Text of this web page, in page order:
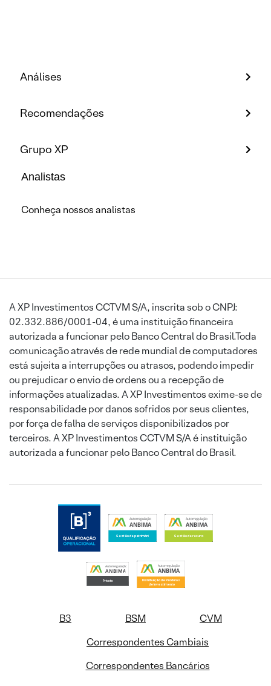
Análises
Recomendações
Grupo XP
Analistas
Conheça nossos analistas
A XP Investimentos CCTVM S/A, inscrita sob o CNPJ:
02.332.886/0001-04, é uma instituição financeira
autorizada a funcionar pelo Banco Central do Brasil.Toda
comunicação através de rede mundial de computadores
está sujeita a interrupções ou atrasos, podendo impedir
ou prejudicar o envio de ordens ou a recepção de
informações atualizadas. A XP Investimentos exime-se de
responsabilidade por danos sofridos por seus clientes,
por força de falha de serviços disponibilizados por
terceiros. A XP Investimentos CCTVM S/A é instituição
autorizada a funcionar pelo Banco Central do Brasil.
B3 BSM
CVM
Correspondentes Cambiais
Correspondentes Bancários